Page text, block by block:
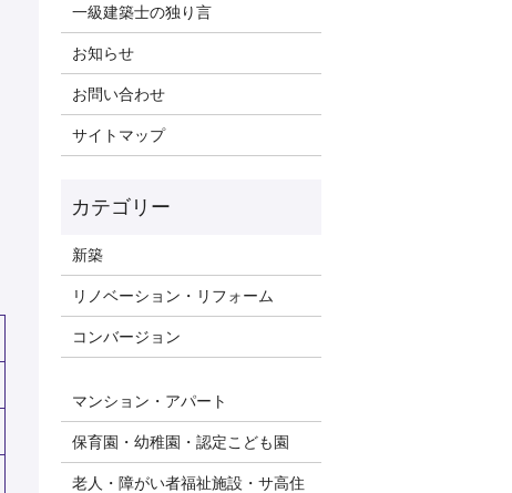
一級建築士の独り言
お知らせ
お問い合わせ
サイトマップ
新築
リノベーション・リフォーム
コンバージョン
マンション・アパート
保育園・幼稚園・認定こども園
老人・障がい者福祉施設・サ高住